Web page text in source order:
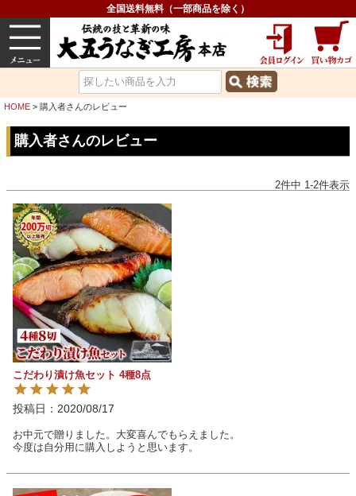
全国送料無料（一部商品を除く）
うなぎ 内祝い グルメ
HOME 購入者さんのレビュー
購入者さんのレビュー
2件中 1-2件表示
こだわり漬け魚セット 4種8点
投稿日 2020/08/17
お中元で贈りました。大変喜んでもらえました。
今度は自分用に購入しようと思います。